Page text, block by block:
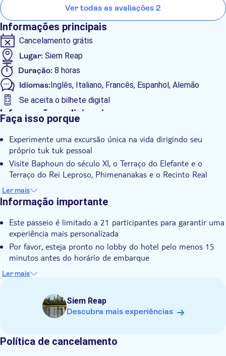
gestimmt und wir sind auch nach Rücksprache auf den
Kosten sitzen geblieben. Bitte unbedingt bei diesem, wirklich
schönen Ausflug daran denken, genügend Geld
mitzunehmen um das Mittagessen bezahlen zu können!
Ver todas as avaliações 2
Informações principais
Cancelamento grátis
Lugar: Siem Reap
Duração: 8 horas
Idiomas:Inglês, Italiano, Francês, Espanhol, Alemão
Se aceita o bilhete digital
Informações adicionais
Taxas de entrada incluídas
Tour guiado
Tour privado
Grupo pequeno
Voucher eletrônico
Pick up no hotel
Transporte incluído
CÓDIGO DE VESTUÁRIO
Faça isso porque
Experimente uma excursão única na vida dirigindo seu
próprio tuk tuk pessoal
Visite Baphoun do século XI, o Terraço do Elefante e o
Terraço do Rei Leproso, Phimenanakas e o Recinto Real
Explore o antigo templo Ta Prohm invadido por árvores
Descubra o complexo do templo de Angkor Wat construído
Ler mais
Informação importante
Este passeio é limitado a 21 participantes para garantir uma
experiência mais personalizada
Por favor, esteja pronto no lobby do hotel pelo menos 15
minutos antes do horário de embarque
Use calçados e roupas confortáveis cobrindo os joelhos e
Este passeio não é adequado para participantes com
dificuldade de locomoção.
É necessário um mínimo de dois adultos para reservar a
Ler mais
Siem Reap
Descubra mais experiências
Política de cancelamento